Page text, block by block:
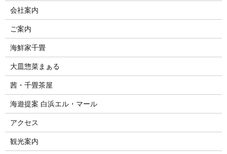
会社案内
ご案内
海鮮家千畳
大皿惣菜まぁる
茜・千畳茶屋
海遊提案 白浜エル・マール
アクセス
観光案内